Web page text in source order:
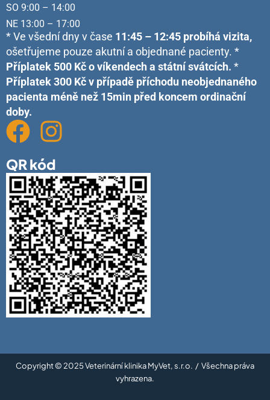
SO 9:00 – 14:00
NE 13:00 – 17:00
* Ve všední dny v čase 11:45 – 12:45 probíhá vizita,
ošetřujeme pouze akutní a objednané pacienty. *
Příplatek 500 Kč o víkendech a státní svátcích. *
Příplatek 300 Kč v případě příchodu neobjednaného
pacienta méně než 15min před koncem ordinační
doby.
QR kód
Copyright © 2025 Veterinární klinika MyVet, s.r.o. / Všechna práva
vyhrazena.